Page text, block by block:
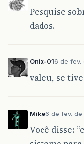
Pesquise
dados.
Onix-016 de fev.
valeu, se
Mike6 de fev. de
Você disse: